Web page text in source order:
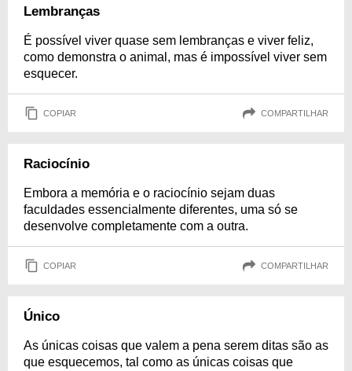
Lembranças
É possível viver quase sem lembranças e viver feliz,
como demonstra o animal, mas é impossível viver sem
esquecer.
COPIAR COMPARTILHAR
Raciocínio
Embora a memória e o raciocínio sejam duas
faculdades essencialmente diferentes, uma só se
desenvolve completamente com a outra.
COPIAR COMPARTILHAR
Único
As únicas coisas que valem a pena serem ditas são as
que esquecemos, tal como as únicas coisas que